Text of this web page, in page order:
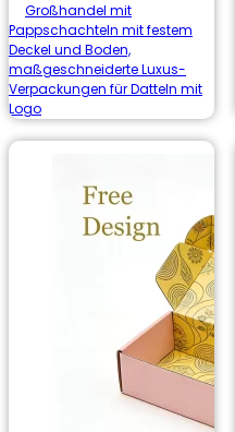
Großhandel mit
Pappschachteln mit festem
Deckel und Boden,
maßgeschneiderte Luxus-
Verpackungen für Datteln mit
Logo